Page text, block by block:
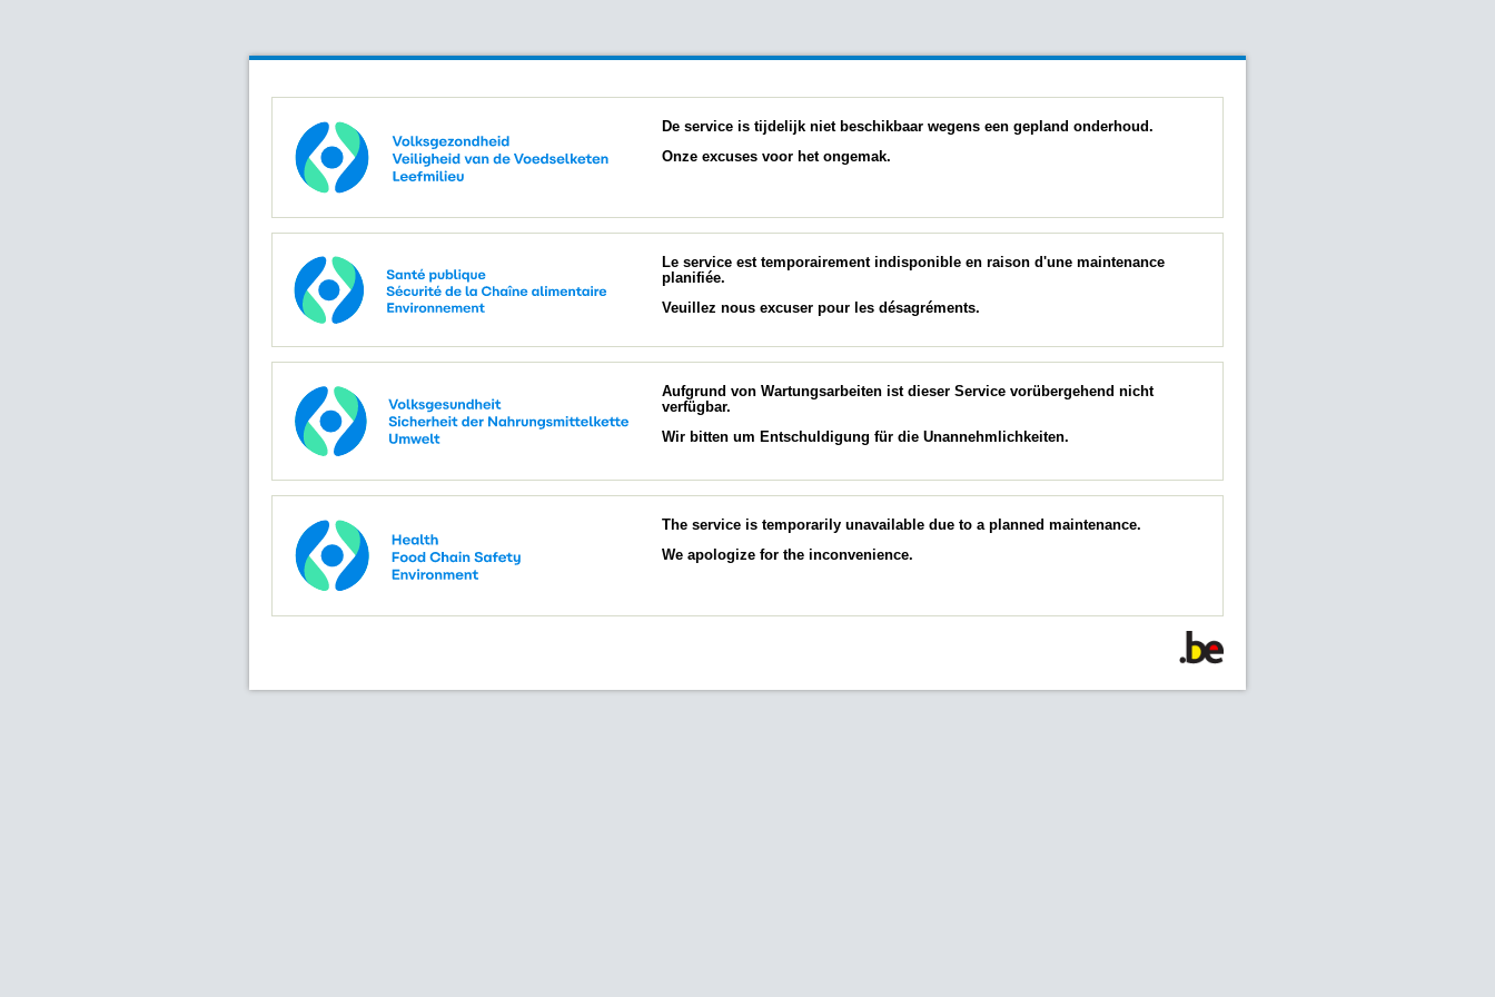
De service is tijdelijk niet beschikbaar wegens een gepland onderhoud.
Onze excuses voor het ongemak.
Le service est temporairement indisponible en raison d'une maintenance
planifiée.
Veuillez nous excuser pour les désagréments.
Aufgrund von Wartungsarbeiten ist dieser Service vorübergehend nicht
verfügbar.
Wir bitten um Entschuldigung für die Unannehmlichkeiten.
The service is temporarily unavailable due to a planned maintenance.
We apologize for the inconvenience.